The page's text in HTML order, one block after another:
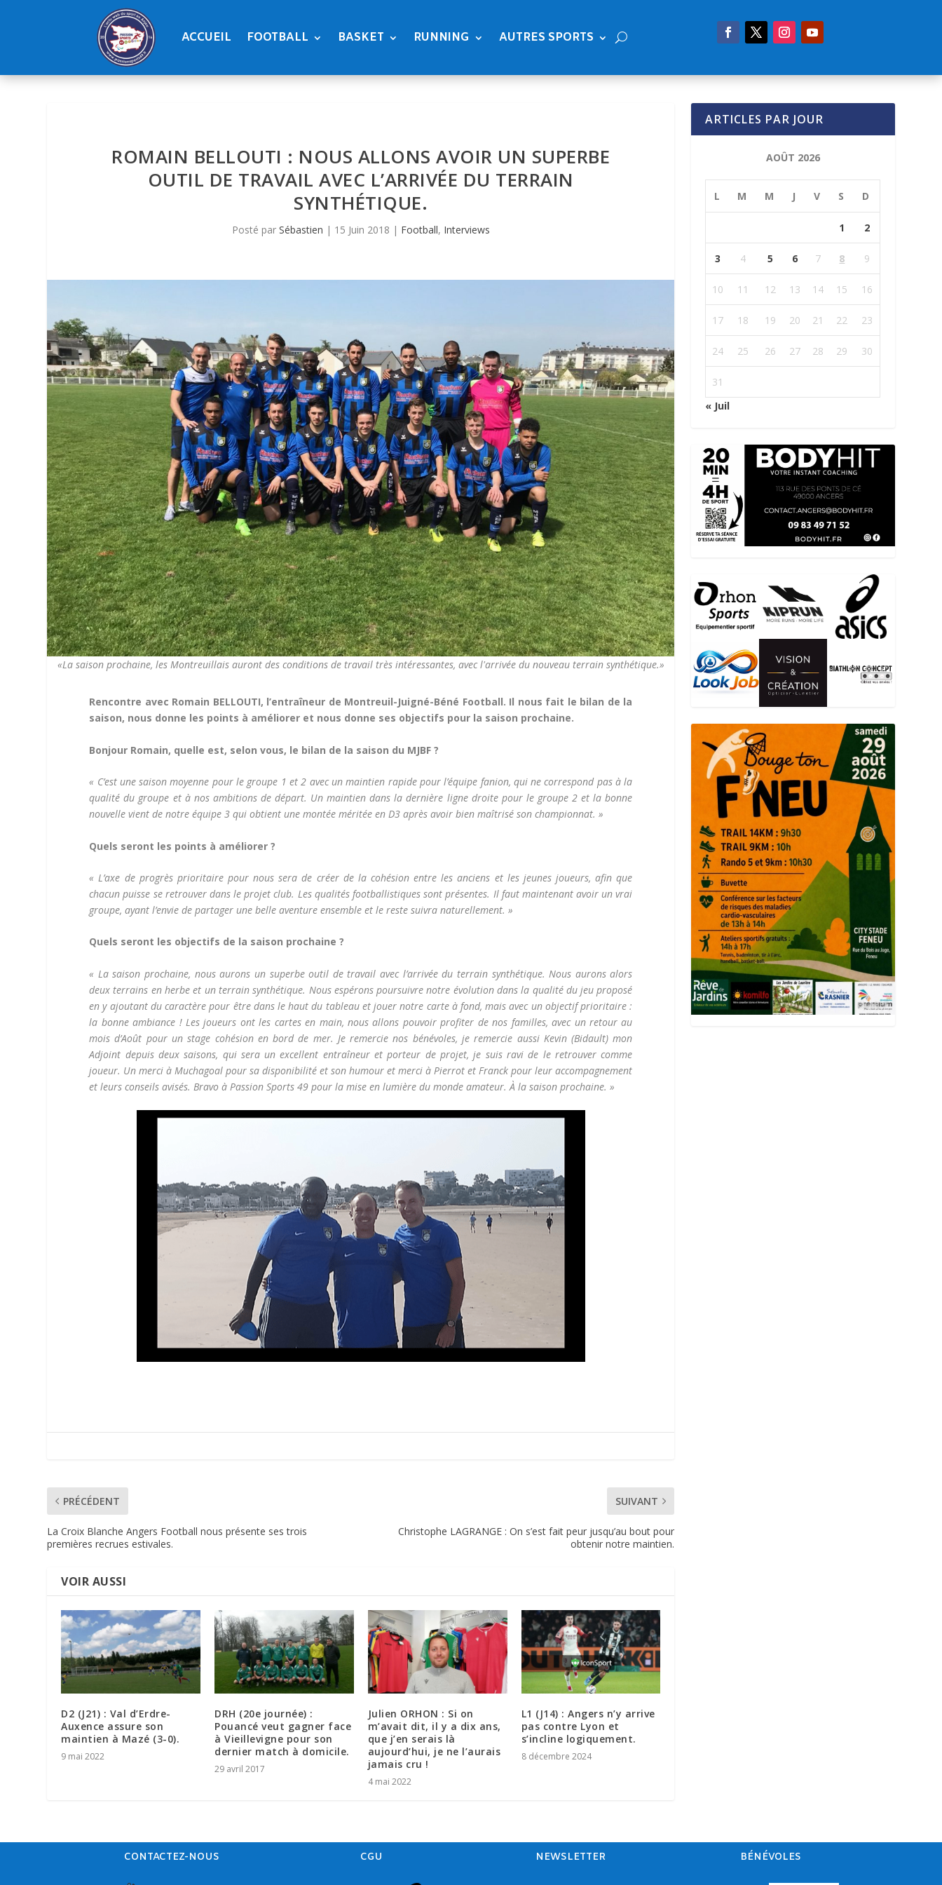
ACCUEIL FOOTBALL BASKET RUNNING AUTRES SPORTS
ROMAIN BELLOUTI : NOUS ALLONS AVOIR UN SUPERBE
OUTIL DE TRAVAIL AVEC L’ARRIVÉE DU TERRAIN
SYNTHÉTIQUE.
Posté par Sébastien | 15 Juin 2018 | Football, Interviews
«La saison prochaine, les Montreuillais auront des conditions de travail très intéressantes, avec l'arrivée du nouveau terrain synthétique.»
Rencontre avec Romain BELLOUTI, l’entraîneur de Montreuil-Juigné-Béné Football. Il nous fait le bilan de la
saison, nous donne les points à améliorer et nous donne ses objectifs pour la saison prochaine.
Bonjour Romain, quelle est, selon vous, le bilan de la saison du MJBF ?
« C’est une saison moyenne pour le groupe 1 et 2 avec un maintien rapide pour l’équipe fanion, qui ne correspond pas à la
qualité du groupe et à nos ambitions de départ. Un maintien dans la dernière ligne droite pour le groupe 2 et la bonne
nouvelle vient de notre équipe 3 qui obtient une montée méritée en D3 après avoir bien maîtrisé son championnat. »
Quels seront les points à améliorer ?
« L’axe de progrès prioritaire pour nous sera de créer de la cohésion entre les anciens et les jeunes joueurs, afin que
chacun puisse se retrouver dans le projet club. Les qualités footballistiques sont présentes. Il faut maintenant avoir un vrai
groupe, ayant l’envie de partager une belle aventure ensemble et le reste suivra naturellement. »
Quels seront les objectifs de la saison prochaine ?
« La saison prochaine, nous aurons un superbe outil de travail avec l’arrivée du terrain synthétique. Nous aurons alors
deux terrains en herbe et un terrain synthétique. Nous espérons poursuivre notre évolution dans la qualité du jeu proposé
en y ajoutant du caractère pour être dans le haut du tableau et jouer notre carte à fond, mais avec un objectif prioritaire :
la bonne ambiance ! Les joueurs ont les cartes en main, nous allons pouvoir profiter de nos familles, avec un retour au
mois d’Août pour un stage cohésion en bord de mer. Je remercie nos bénévoles, je remercie aussi Kevin (Bidault) mon
Adjoint depuis deux saisons, qui sera un excellent entraîneur et porteur de projet, je suis ravi de le retrouver comme
joueur. Un merci à Muchagoal pour sa disponibilité et son humour et merci à Pierrot et Franck pour leur accompagnement
et leurs conseils avisés. Bravo à Passion Sports 49 pour la mise en lumière du monde amateur. À la saison prochaine. »
PRÉCÉDENT
La Croix Blanche Angers Football nous présente ses trois
premières recrues estivales.
SUIVANT
Christophe LAGRANGE : On s’est fait peur jusqu’au bout pour
obtenir notre maintien.
VOIR AUSSI
D2 (J21) : Val d’Erdre-
Auxence assure son
maintien à Mazé (3-0).
9 mai 2022
DRH (20e journée) :
Pouancé veut gagner face
à Vieillevigne pour son
dernier match à domicile.
29 avril 2017
Julien ORHON : Si on
m’avait dit, il y a dix ans,
que j’en serais là
aujourd’hui, je ne l’aurais
jamais cru !
4 mai 2022
L1 (J14) : Angers n’y arrive
pas contre Lyon et
s’incline logiquement.
8 décembre 2024
ARTICLES PAR JOUR
AOÛT 2026
L M M J V S D
1 2
3 4 5 6 7 8 9
10 11 12 13 14 15 16
17 18 19 20 21 22 23
24 25 26 27 28 29 30
31
« Juil
CONTACTEZ-NOUS CGU NEWSLETTER BÉNÉVOLES